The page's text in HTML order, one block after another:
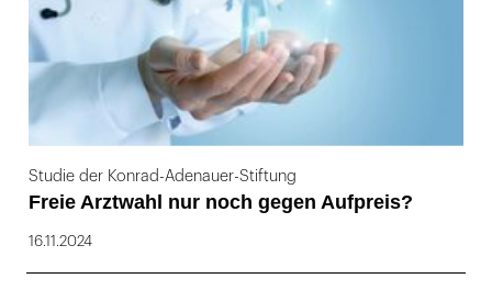
Studie der Konrad-Adenauer-Stiftung
Freie Arztwahl nur noch gegen Aufpreis?
16.11.2024